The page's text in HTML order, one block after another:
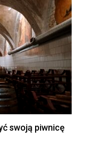
swoją piwnicę